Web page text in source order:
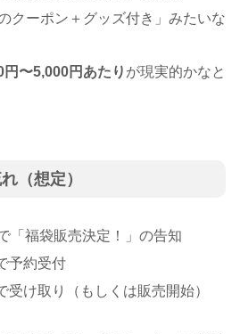
クーポン＋グッズ付き」みたいな
円〜5,000円あたり が現実的かなと
（想定）
「福袋販売決定！」の告知
予約受付
受け取り（もしくは販売開始）